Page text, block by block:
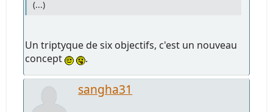
(...)
Un triptyque de six objectifs, c'est un nouveau
concept
.
sangha31